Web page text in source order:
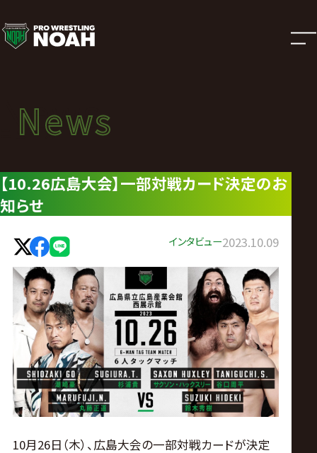
ニ
ュ
ー
ス
|
プ
ロ
レ
ス
リ
ン
News
ニュース
News
【10.26広島大会】一部対戦カード決定のお
知らせ
インタビュー2023.10.09
10月26日（木）、広島大会の一部対戦カードが決定